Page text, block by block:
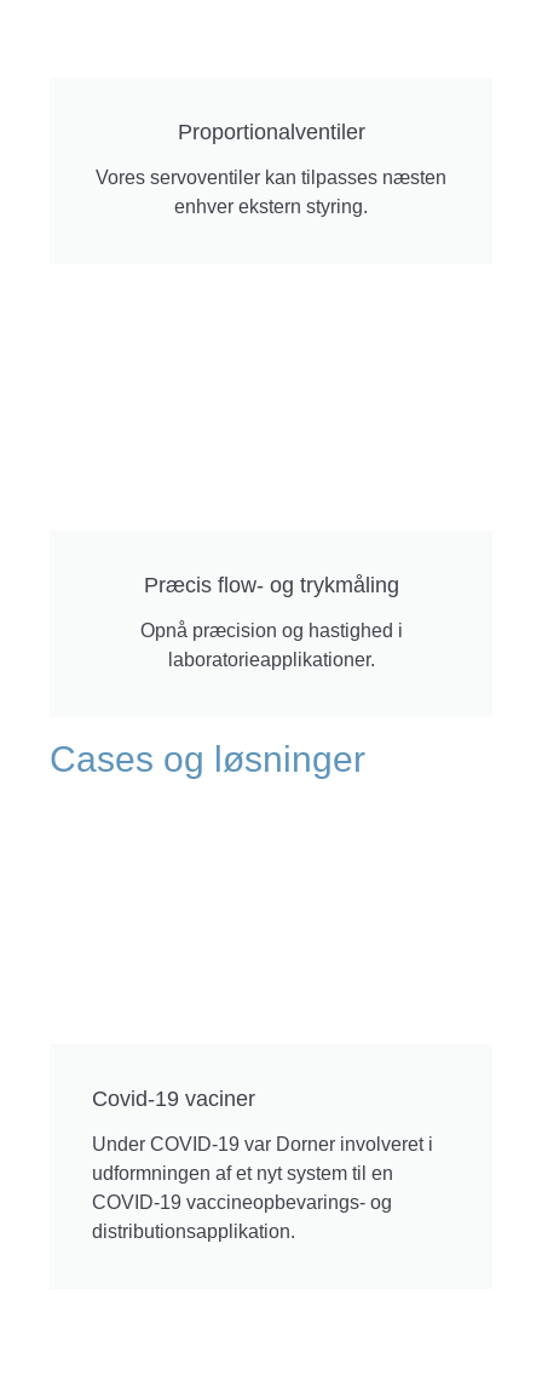
Proportionalventiler
Vores servoventiler kan tilpasses næsten
enhver ekstern styring.
Præcis flow- og trykmåling
Opnå præcision og hastighed i
laboratorieapplikationer.
Cases og løsninger
Covid-19 vaciner
Under COVID-19 var Dorner involveret i
udformningen af et nyt system til en
COVID-19 vaccineopbevarings- og
distributionsapplikation.